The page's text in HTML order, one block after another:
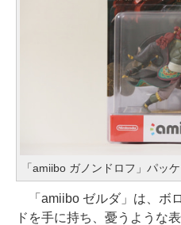
「amiibo ガノンドロフ」パッ
「amiibo ゼルダ」は、ボ
ドを手に持ち、憂うような